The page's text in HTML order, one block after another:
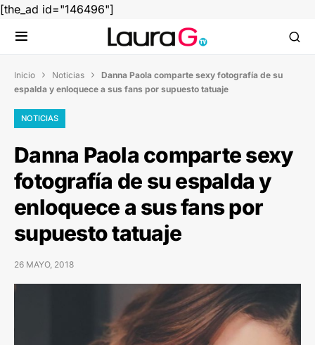
[the_ad id="146496"]
Inicio  Noticias  Danna Paola comparte sexy fotografía de su
espalda y enloquece a sus fans por supuesto tatuaje
NOTICIAS
Danna Paola comparte sexy
fotografía de su espalda y
enloquece a sus fans por
supuesto tatuaje
26 MAYO, 2018